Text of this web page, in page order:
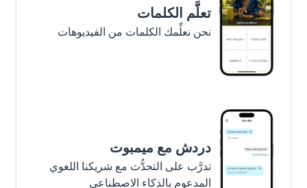
تعلَّم الكلمات
نحن نعلِّمك الكلمات من الفيديوهات
دردش مع ميمبوت
تدرَّب على التحدُّث مع شريكنا اللغوي
المدعوم بالذكاء الاصطناعي